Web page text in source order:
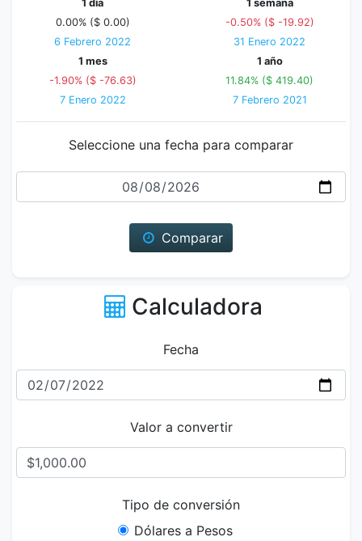
1 día
0.00% ($ 0.00)
6 Febrero 2022
1 semana
-0.50% ($ -19.92)
31 Enero 2022
1 mes
-1.90% ($ -76.63)
7 Enero 2022
1 año
11.84% ($ 419.40)
7 Febrero 2021
Seleccione una fecha para comparar
Fecha
Comparar
Calculadora
Fecha
Valor a convertir
Tipo de conversión
Dólares a Pesos